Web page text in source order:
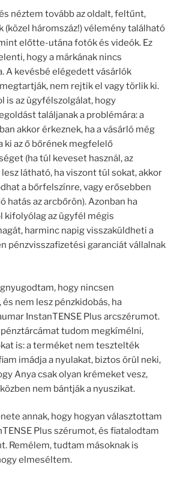
néztem tovább az oldalt, feltűnt,
(közel háromszáz!) vélemény található
előtte-utána fotók és videók. Ez
hogy a márkának nincs
A kevésbé elégedett vásárlók
nem rejtik el vagy törlik ki.
is az ügyfélszolgálat, hogy
találjanak a problémára: a
akkor érkeznek, ha a vásárló még
ki az ő bőrének megfelelő
(ha túl keveset használ, az
látható, ha viszont túl sokat, akkor
a bőrfelszínre, vagy erősebben
hatás az arcbőrön). Azonban ha
kifolyólag az ügyfél mégis
harminc napig visszaküldheti a
pénzvisszafizetési garanciát vállalnak
hogy nincsen
nem lesz pénzkidobás, ha
InstanTENSE Plus arcszérumot.
pénztárcámat tudom megkímélni,
is: a terméket nem tesztelték
imádja a nyulakat, biztos örül neki,
Anya csak olyan krémeket vesz,
nem bántják a nyuszikat.
annak, hogy hogyan választottam
Plus szérumot, és fiatalodtam
Remélem, tudtam másoknak is
elmeséltem.